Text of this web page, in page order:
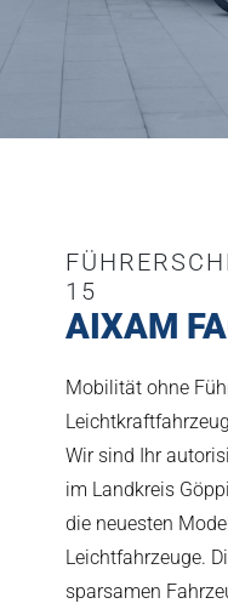
15
AIXAM
Mobilität ohne
Wir sind Ihr
im Landkreis
die neuesten
Leichtfahrzeuge.
sparsamen